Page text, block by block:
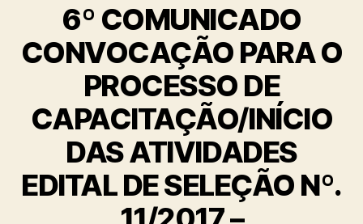
6º COMUNICADO
CONVOCAÇÃO PARA O
PROCESSO DE
CAPACITAÇÃO/INÍCIO
DAS ATIVIDADES
EDITAL DE SELEÇÃO Nº.